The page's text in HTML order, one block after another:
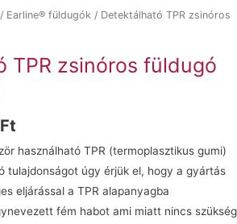
/ Earline® füldugók / Detektálható TPR zsinóros
TPR zsinóros füldugó
Ft
használható TPR (termoplasztikus gumi)
tulajdonságot úgy érjük el, hogy a gyártás
eljárással a TPR alapanyagba
fém habot ami miatt nincs szükség